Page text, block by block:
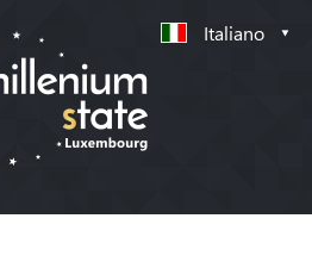
Italiano